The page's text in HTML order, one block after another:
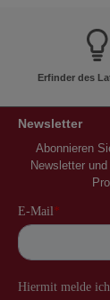
Erfinder des
Newsletter
Abonnieren
Newsletter